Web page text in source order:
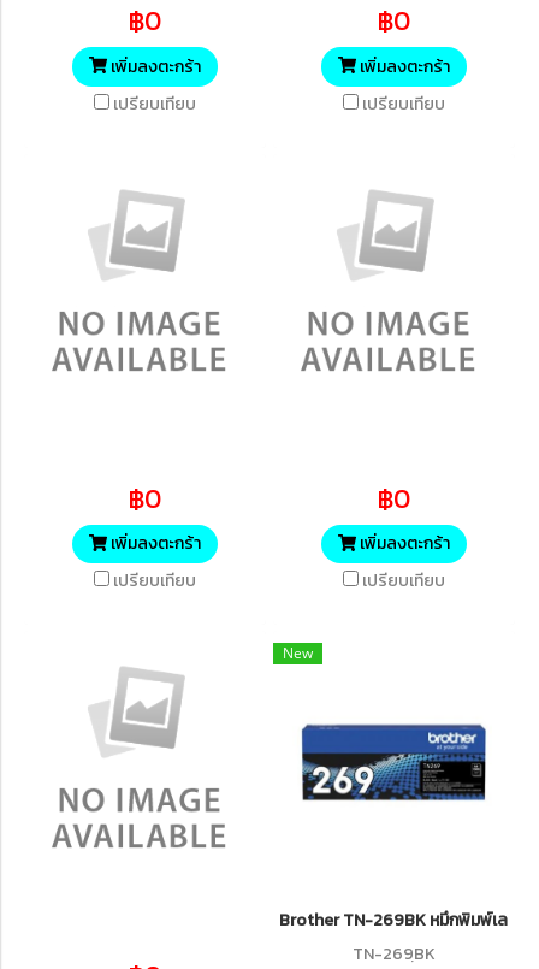
฿0
เพิ่มลงตะกร้า
เปรียบเทียบ
฿0
เพิ่มลงตะกร้า
เปรียบเทียบ
฿0
เพิ่มลงตะกร้า
เปรียบเทียบ
฿0
เพิ่มลงตะกร้า
เปรียบเทียบ
New
Brother TN-269BK หมึกพิมพ์เลเซ
TN-269ฺBK